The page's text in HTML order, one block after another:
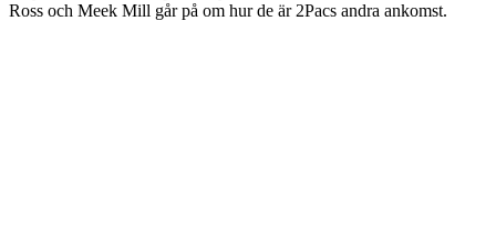
Ross och Meek Mill går på om hur de är 2Pacs andra ankomst.